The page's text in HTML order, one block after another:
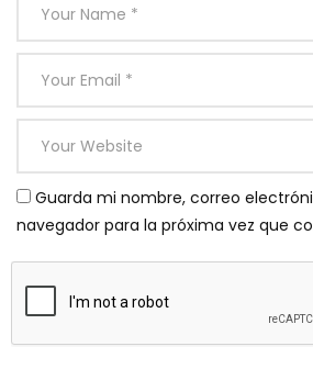
Guarda mi nombre, correo
navegador para la próxima vez que